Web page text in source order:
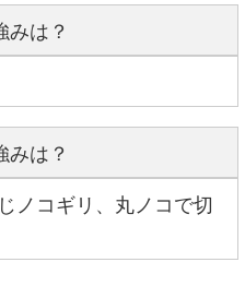
みは？
みは？
ノコギリ、丸ノコで切